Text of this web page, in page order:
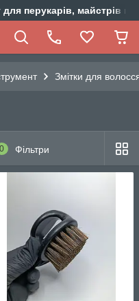
перукарів, майстрів
Змітки для
0 Фільтри